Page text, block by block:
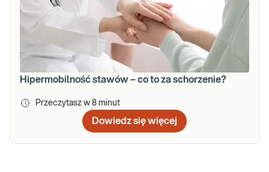
Hipermobilność stawów – co to za schorzenie?
Przeczytasz w 8 minut
Dowiedz się więcej